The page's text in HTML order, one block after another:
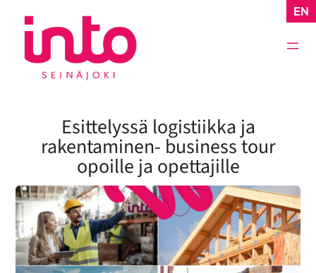
sisältöön
EN
Esittelyssä logistiikka ja
rakentaminen- business tour
opoille ja opettajille